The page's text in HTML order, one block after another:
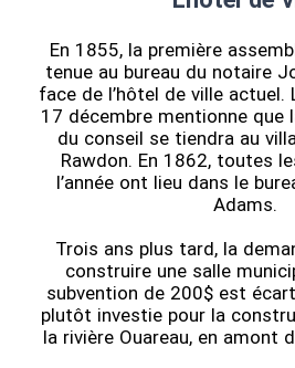
En 1855, la première
tenue au bureau du notaire
face de l’hôtel de ville actuel.
17 décembre mentionne que
du conseil se tiendra au
Rawdon. En 1862, toutes
l’année ont lieu dans le
Adams.
Trois ans plus tard, la
construire une salle
subvention de 200$ est
plutôt investie pour la
la rivière Ouareau, en amont